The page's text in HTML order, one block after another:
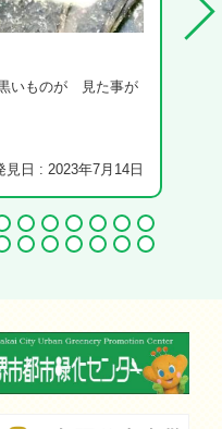
いものが 見た事が
見日 : 2023年7月14日